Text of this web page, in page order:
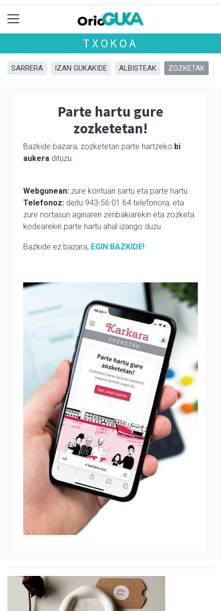
TXOKOA
SARRERA IZAN GUKAKIDE ALBISTEAK ZOZKETAK
Parte hartu gure
zozketetan!
Bazkide bazara, zozketetan parte hartzeko bi
aukera dituzu:
Webgunean: zure kontuan sartu eta parte hartu.
Telefonoz: deitu 943-56 01 64 telefonora, eta
zure nortasun agiriaren zenbakiarekin eta zozketa
kodearekin parte hartu ahal izango duzu.
Bazkide ez bazara, EGIN BAZKIDE!